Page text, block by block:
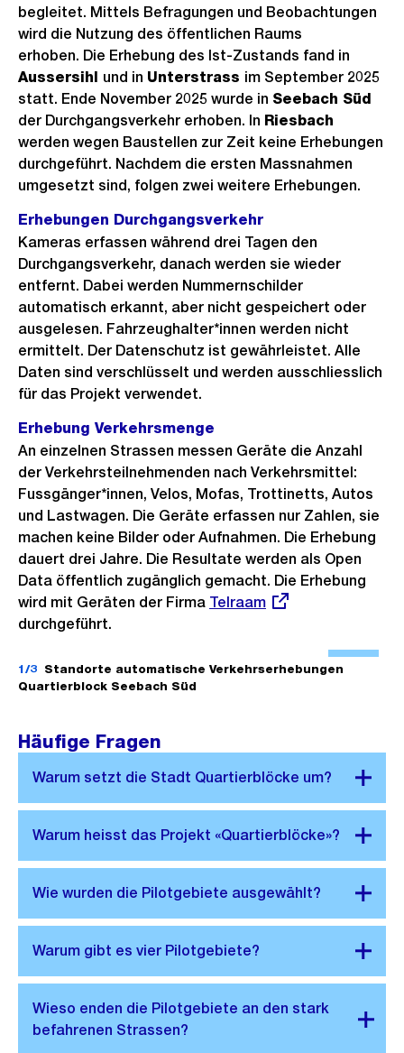
c
h
begleitet. Mittels Befragungen und Beobachtungen
wird die Nutzung des öffentlichen Raums
erhoben. Die Erhebung des Ist-Zustands fand in
Aussersihl und in Unterstrass im September 2025
statt. Ende November 2025 wurde in Seebach Süd
der Durchgangsverkehr erhoben. In Riesbach
werden wegen Baustellen zur Zeit keine Erhebungen
durchgeführt. Nachdem die ersten Massnahmen
umgesetzt sind, folgen zwei weitere Erhebungen.
Erhebungen Durchgangsverkehr
Kameras erfassen während drei Tagen den
Durchgangsverkehr, danach werden sie wieder
entfernt. Dabei werden Nummernschilder
automatisch erkannt, aber nicht gespeichert oder
ausgelesen. Fahrzeughalter*innen werden nicht
ermittelt. Der Datenschutz ist gewährleistet. Alle
Daten sind verschlüsselt und werden ausschliesslich
für das Projekt verwendet.
Erhebung Verkehrsmenge
An einzelnen Strassen messen Geräte die Anzahl
der Verkehrsteilnehmenden nach Verkehrsmittel:
Fussgänger*innen, Velos, Mofas, Trottinetts, Autos
und Lastwagen. Die Geräte erfassen nur Zahlen, sie
machen keine Bilder oder Aufnahmen. Die Erhebung
dauert drei Jahre. Die Resultate werden als Open
Data öffentlich zugänglich gemacht. Die Erhebung
wird mit Geräten der Firma Externer
Telraam
durchgeführt.
B
i
l
d
i
n
o
s
s
a
1/3 Standorte automatische Verkehrserhebungen
Quartierblock Seebach Süd
Häufige Fragen